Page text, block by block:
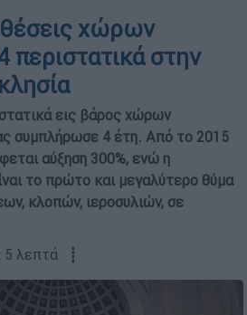
χώρων
περιστατικά στην
εις βάρος χώρων
συμπλήρωσε 4 έτη. Από το 2015
αύξηση 300%, ενώ η
το πρώτο και μεγαλύτερο θύμα
κλοπών, ιεροσυλιών, σε
5 λεπτά ┋